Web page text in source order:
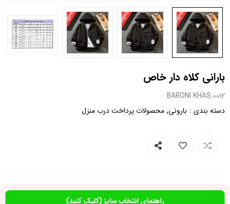
بارانی کلاه دار خاص
0012.BARONI KHAS
دسته بندی : بارونی, محصولات پرداخت درب منزل
راهنمای انتخاب سایز (کلیک کنید)